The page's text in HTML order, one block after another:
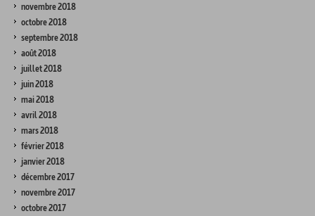
novembre 2018
octobre 2018
septembre 2018
août 2018
juillet 2018
juin 2018
mai 2018
avril 2018
mars 2018
février 2018
janvier 2018
décembre 2017
novembre 2017
octobre 2017